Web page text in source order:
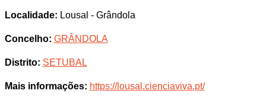
Localidade: Lousal - Grândola
Concelho: GRÂNDOLA
Distrito: SETUBAL
Mais informações: https://lousal.cienciaviva.pt/